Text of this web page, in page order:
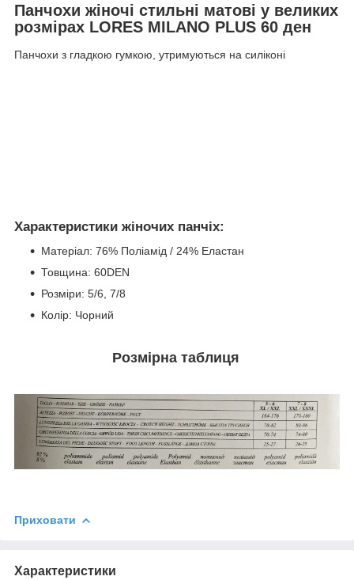
Панчохи жіночі стильні матові у великих
розмірах LORES MILANO PLUS 60 ден
Панчохи з гладкою гумкою, утримуються на силіконі
Характеристики жіночих панчіх:
Матеріал: 76% Поліамід / 24% Еластан
Товщина: 60DEN
Розміри: 5/6, 7/8
Колір: Чорний
Розмірна таблиця
Приховати
Характеристики